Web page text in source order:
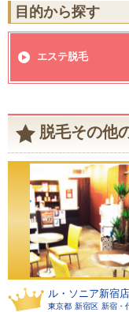
目的から探す
エステ脱毛
脱毛その他
ル・ソニア新宿店
東京都 新宿区 新宿・